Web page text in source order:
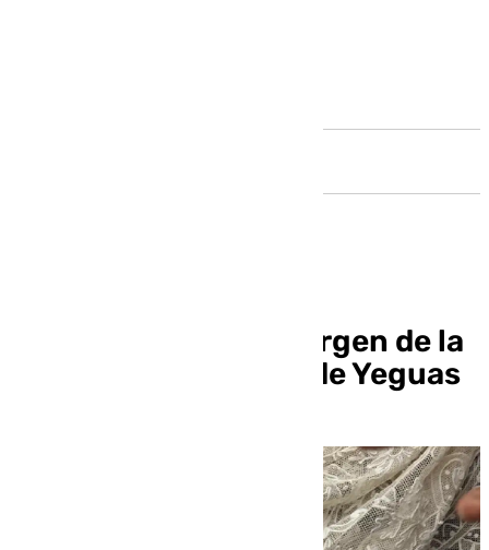
Intentan robar a la Virgen de la
Esperanza de Sierra de Yeguas